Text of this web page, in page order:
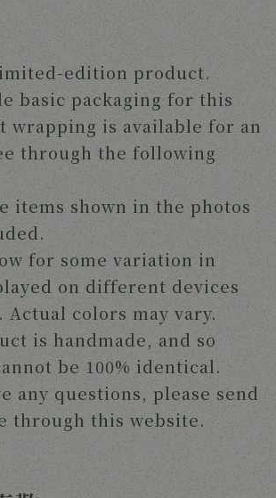
edition product.
basic packaging for this
wrapping is available for an
through the following
items shown in the photos
for some variation in
on different devices
Actual colors may vary.
is handmade, and so
be 100% identical.
any questions, please send
through this website.